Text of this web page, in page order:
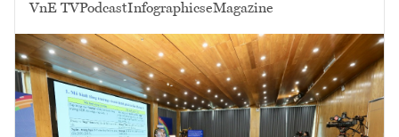
VnE TVPodcastInfographicseMagazine